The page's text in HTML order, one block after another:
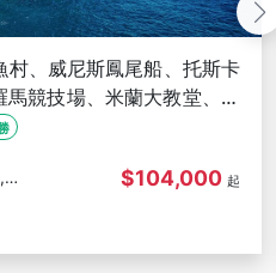
村、威尼斯鳳尾船、托斯卡
競技場、米蘭大教堂、佛
$104,000 起